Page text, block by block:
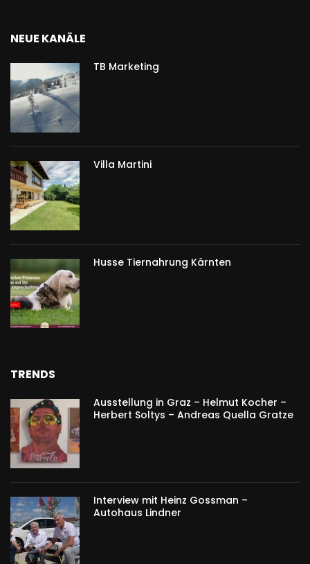
NEUE KANÄLE
TB Marketing
Villa Martini
Husse Tiernahrung Kärnten
TRENDS
Ausstellung in Graz – Helmut Kocher –
Herbert Soltys – Andreas Quella Gratze
Interview mit Heinz Gossman –
Autohaus Lindner